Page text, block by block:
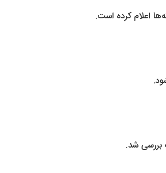
اعلام کرده است.